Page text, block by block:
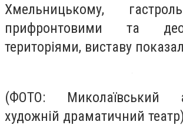
Хмельницькому,
прифронтовими та
територіями, виставу
(ФОТО: Миколаївський
художній драматичний театр)